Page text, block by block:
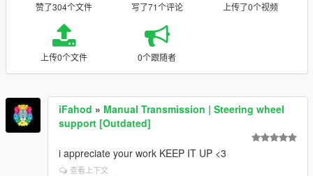
赞了304个文件 写了71个评论 上传了0个视频
上传0个文件 0个跟随者
iFahod » Manual Transmission | Steering wheel
support [Outdated]
i appreciate your work KEEP IT UP <3
查看上下文